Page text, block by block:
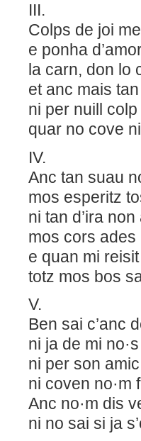
III.
Colps de joi
e ponha
la carn, don lo
et anc mais
ni per nuill
quar no cove
IV.
Anc tan suau
mos esperitz
ni tan d’ira
mos cors ades
e quan mi
totz mos bos
V.
Ben sai c’anc
ni ja de mi
ni per son
ni coven no·m
Anc no·m dis
ni no sai si ja